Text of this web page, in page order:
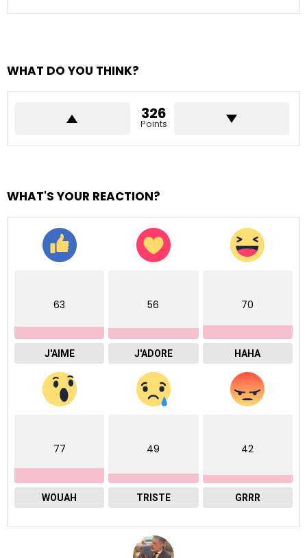
WHAT DO YOU THINK?
326
Points
WHAT'S YOUR REACTION?
63
J'AIME
56
J'ADORE
70
HAHA
77
WOUAH
49
TRISTE
42
GRRR